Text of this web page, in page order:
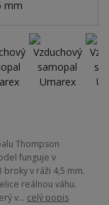
Thompson
funguje v
v ráži 4,5 mm.
reálnou váhu.
v... celý popis